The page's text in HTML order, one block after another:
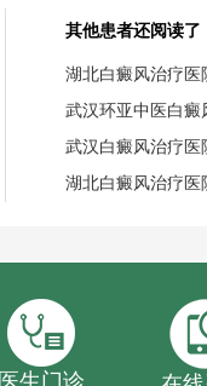
其他患者还阅读了
湖北白癜风治疗医
武汉环亚中医白癜
武汉白癜风治疗医
湖北白癜风治疗医
医生门诊